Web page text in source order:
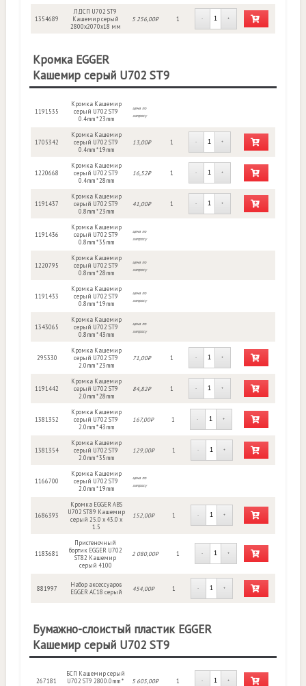
1354689
ЛДСП U702 ST9
Кашемир серый
2800x2070x18 мм
5 256,00₽ 1 - +
Кромка EGGER
Кашемир серый U702 ST9
1191535
Кромка Кашемир
серый U702 ST9
0.4mm * 23mm
цена по
запросу
1705342
Кромка Кашемир
серый U702 ST9
0.4mm * 19mm
13,00₽ 1 - +
1220668
Кромка Кашемир
серый U702 ST9
0.4mm * 28mm
16,52₽ 1 - +
1191437
Кромка Кашемир
серый U702 ST9
0.8mm * 23mm
41,00₽ 1 - +
1191436
Кромка Кашемир
серый U702 ST9
0.8mm * 35mm
цена по
запросу
1220795
Кромка Кашемир
серый U702 ST9
0.8mm * 28mm
цена по
запросу
1191433
Кромка Кашемир
серый U702 ST9
0.8mm * 19mm
цена по
запросу
1343065
Кромка Кашемир
серый U702 ST9
0.8mm * 43mm
цена по
запросу
295330
Кромка Кашемир
серый U702 ST9
2.0mm * 23mm
71,00₽ 1 - +
1191442
Кромка Кашемир
серый U702 ST9
2.0mm * 28mm
84,82₽ 1 - +
1381352
Кромка Кашемир
серый U702 ST9
2.0mm * 43mm
167,00₽ 1 - +
1381354
Кромка Кашемир
серый U702 ST9
2.0mm * 35mm
129,00₽ 1 - +
1166700
Кромка Кашемир
серый U702 ST9
2.0mm * 19mm
цена по
запросу
1686393
Кромка EGGER ABS
U702 ST89 Кашемир
серый 25.0 х 43.0 х
1.5
152,00₽ 1 - +
1183681
Пристеночный
бортик EGGER U702
ST82 Кашемир
серый 4100
2 080,00₽ 1 - +
881997
Набор аксессуаров
EGGER АС18 серый
454,00₽ 1 - +
Бумажно-слоистый пластик EGGER
Кашемир серый U702 ST9
267181
БСП Кашемир серый
U702 ST9 2800.0mm *
5 605,00₽ 1 - +